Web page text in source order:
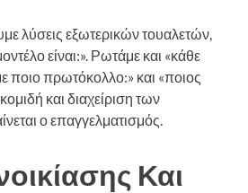
λύσεις εξωτερικών τουαλετών,
είναι:». Ρωτάμε και «κάθε
ποιο πρωτόκολλο:» και «ποιος
και διαχείριση των
ο επαγγελματισμός.
Και